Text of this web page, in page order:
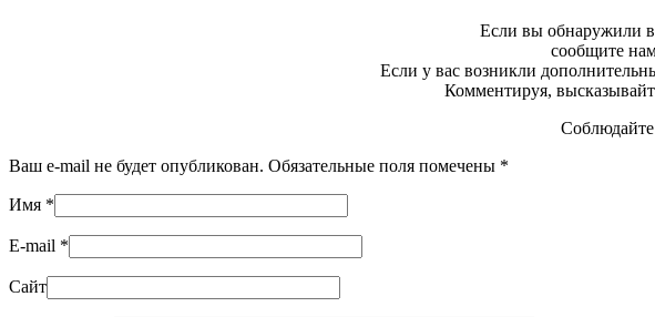
Если вы обнаружили в
сообщите
Если у вас возникли
Комментируя,
Соблюдайте
Ваш e-mail не будет опубликован. Обязательные поля помечены *
Имя *
E-mail *
Сайт